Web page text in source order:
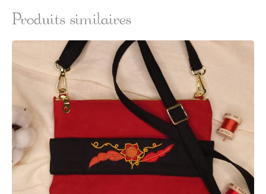
Produits similaires